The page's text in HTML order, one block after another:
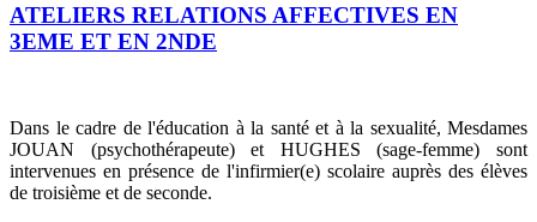
ATELIERS RELATIONS AFFECTIVES EN
3EME ET EN 2NDE
Dans le cadre de l'éducation à la santé et à la sexualité, Mesdames
JOUAN (psychothérapeute) et HUGHES (sage-femme) sont
intervenues en présence de l'infirmier(e) scolaire auprès des élèves
de troisième et de seconde.